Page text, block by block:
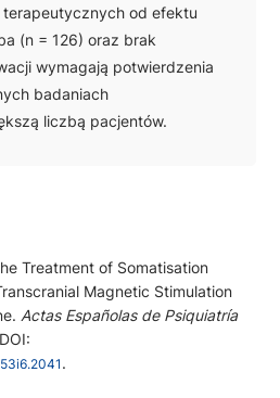
od efektu
(n = 126) oraz brak
wymagają potwierdzenia
badaniach
liczbą pacjentów.
Treatment of Somatisation
Magnetic Stimulation
Actas Españolas de Psiquiatría
.